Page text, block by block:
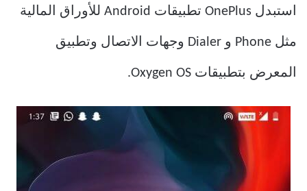
استبدل OnePlus تطبيقات Android للأوراق المالية
مثل Phone و Dialer وجهات الاتصال وتطبيق
المعرض بتطبيقات Oxygen OS.